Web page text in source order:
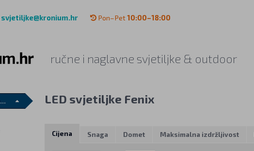
svjetiljke@kronium.hr Pon–Pet10:00–18:00
ručne i naglavne svjetiljke & outdoor
LED svjetiljke Fenix
Cijena Snaga Domet Maksimalna izdržljivost
LED svjetiljke Fenix